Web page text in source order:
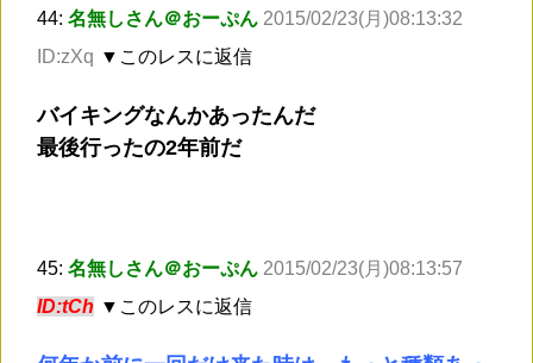
44: 名無しさん＠おーぷん 2015/02/23(月)08:13:32
ID:zXq ▼このレスに返信
バイキングなんかあったんだ
最後行ったの2年前だ
45: 名無しさん＠おーぷん 2015/02/23(月)08:13:57
ID:tCh ▼このレスに返信